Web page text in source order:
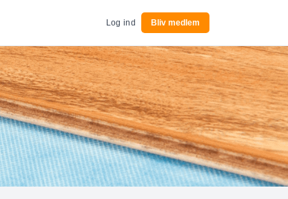
Log ind Bliv medlem